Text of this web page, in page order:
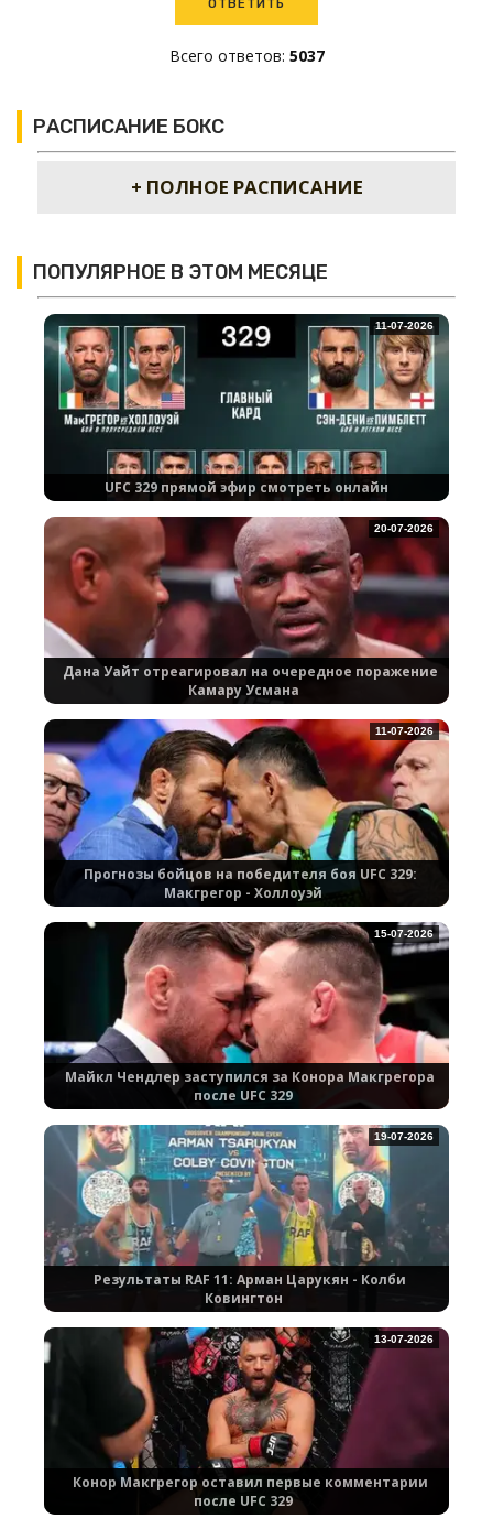
Всего ответов: 5037
РАСПИСАНИЕ БОКС
+ ПОЛНОЕ РАСПИСАНИЕ
ПОПУЛЯРНОЕ В ЭТОМ МЕСЯЦЕ
UFC 329 прямой эфир смотреть онлайн
11-07-2026
Дана Уайт отреагировал на очередное поражение
Камару Усмана
20-07-2026
Прогнозы бойцов на победителя боя UFC 329:
Макгрегор - Холлоуэй
11-07-2026
Майкл Чендлер заступился за Конора Макгрегора
после UFC 329
15-07-2026
Результаты RAF 11: Арман Царукян - Колби
Ковингтон
19-07-2026
Конор Макгрегор оставил первые комментарии
после UFC 329
13-07-2026